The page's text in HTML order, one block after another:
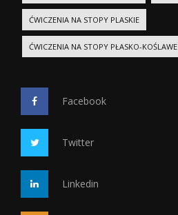
ĆWICZENIA NA STOPY PLASKIE
ĆWICZENIA NA STOPY PŁASKO-KOŚLAWE
Facebook
Twitter
Linkedin